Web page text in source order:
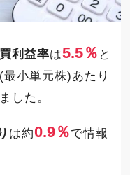
利益率は5.5％ と
最小単元株)あたり
した。
は約0.9％で情報